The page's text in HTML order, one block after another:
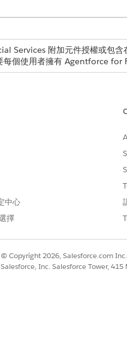
Services 附加元件授權或包
個使用者擁有 Agentforce for
理子代理程式:
中心
擇
© Copyright 2026, Salesforce.com
Salesforce, Inc. Salesforce Tower,